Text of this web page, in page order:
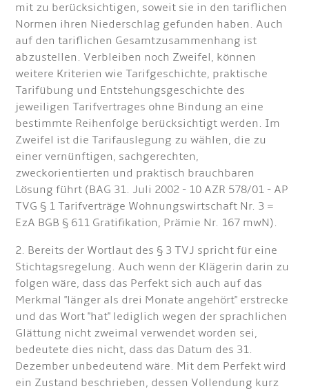
mit zu berücksichtigen, soweit sie in den tariflichen
Normen ihren Niederschlag gefunden haben. Auch
auf den tariflichen Gesamtzusammenhang ist
abzustellen. Verbleiben noch Zweifel, können
weitere Kriterien wie Tarifgeschichte, praktische
Tarifübung und Entstehungsgeschichte des
jeweiligen Tarifvertrages ohne Bindung an eine
bestimmte Reihenfolge berücksichtigt werden. Im
Zweifel ist die Tarifauslegung zu wählen, die zu
einer vernünftigen, sachgerechten,
zweckorientierten und praktisch brauchbaren
Lösung führt (BAG 31. Juli 2002 - 10 AZR 578/01 - AP
TVG § 1 Tarifverträge Wohnungswirtschaft Nr. 3 =
EzA BGB § 611 Gratifikation, Prämie Nr. 167 mwN).
2. Bereits der Wortlaut des § 3 TVJ spricht für eine
Stichtagsregelung. Auch wenn der Klägerin darin zu
folgen wäre, dass das Perfekt sich auch auf das
Merkmal "länger als drei Monate angehört" erstrecke
und das Wort "hat" lediglich wegen der sprachlichen
Glättung nicht zweimal verwendet worden sei,
bedeutete dies nicht, dass das Datum des 31.
Dezember unbedeutend wäre. Mit dem Perfekt wird
ein Zustand beschrieben, dessen Vollendung kurz